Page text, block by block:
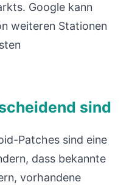
Google kann
weiteren Stationen
sind
Patches sind eine
dass bekannte
vorhandene